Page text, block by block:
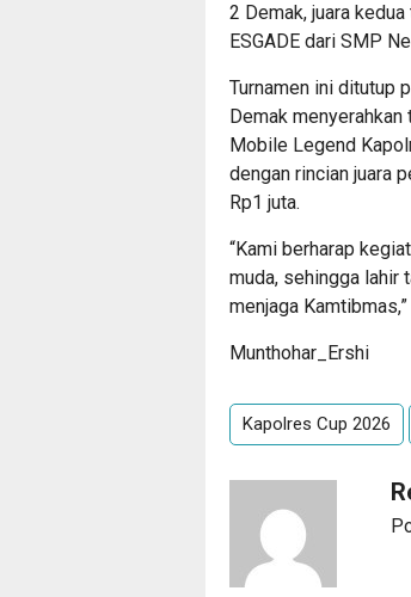
2 Demak, juara
ESGADE dari SMP
Turnamen ini ditutup
Demak
Mobile Legend
dengan rincian juara
Rp1 juta.
“Kami berharap
muda, sehingga lahir
menjaga
Munthohar_Ershi
Kapolres Cup 2026